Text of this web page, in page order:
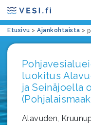
Etusivu > Ajankohtaista >
luokitus
ja Seinäjoella
Alavuden,